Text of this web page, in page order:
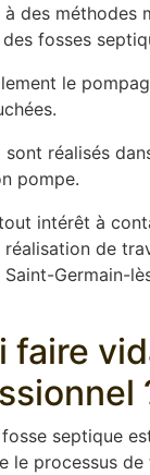
des méthodes
des fosses
le
réalisés
pompe.
intérêt à
de
Germain-
faire
septique
le processus